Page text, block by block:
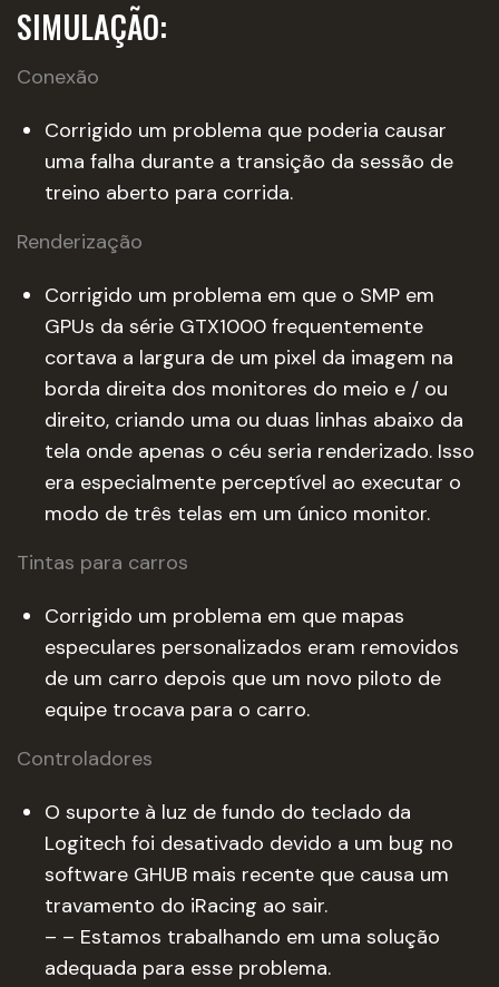
SIMULAÇÃO:
Conexão
Corrigido um problema que poderia causar
uma falha durante a transição da sessão de
treino aberto para corrida.
Renderização
Corrigido um problema em que o SMP em
GPUs da série GTX1000 frequentemente
cortava a largura de um pixel da imagem na
borda direita dos monitores do meio e / ou
direito, criando uma ou duas linhas abaixo da
tela onde apenas o céu seria renderizado. Isso
era especialmente perceptível ao executar o
modo de três telas em um único monitor.
Tintas para carros
Corrigido um problema em que mapas
especulares personalizados eram removidos
de um carro depois que um novo piloto de
equipe trocava para o carro.
Controladores
O suporte à luz de fundo do teclado da
Logitech foi desativado devido a um bug no
software GHUB mais recente que causa um
travamento do iRacing ao sair.
– – Estamos trabalhando em uma solução
adequada para esse problema.